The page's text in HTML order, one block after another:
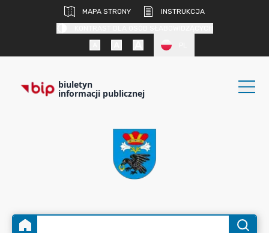
MAPA STRONY
INSTRUKCJA
biuletyn
informacji publicznej